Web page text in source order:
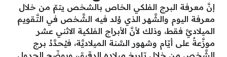
إنَّ معرفة البرج الفلكي الخاص بالشخص يتمّ من خلال
معرفة اليوم والشَّهر الذي وُلد فيه الشَّخص في التَّقويم
الميلاديَّ فقط، وذلك لأنَّ الأبراج الفلكية الاثني عشر
موزَّعةٌ على أيّام وشهور السَّنة الميلاديَّة، فيُحدَّدُ برج
الشَّخص من خلال تاريخ ميلاده الدقيق، ويوضّح الجدول